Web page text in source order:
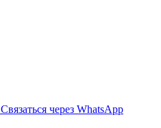
Связаться через WhatsApp